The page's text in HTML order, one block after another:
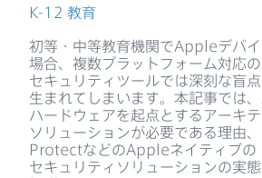
K-12 教育
初等・中等教育機関でAppleデバ
場合、​複数プラットフォーム対応の​
セキュリティツールでは​深刻な​盲
生まれてしまいます。​本記事では、
ハードウェアを​起点と​する​アーキ
ソリューションが​必要である​理由
ProtectなどのAppleネイティブの​
セキュリティソリューションの​実